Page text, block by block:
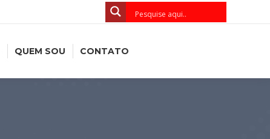
QUEM SOU CONTATO